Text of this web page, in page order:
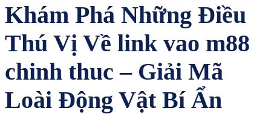
Khám Phá Những Điều
Thú Vị Về link vao m88
chinh thuc – Giải Mã
Loài Động Vật Bí Ẩn